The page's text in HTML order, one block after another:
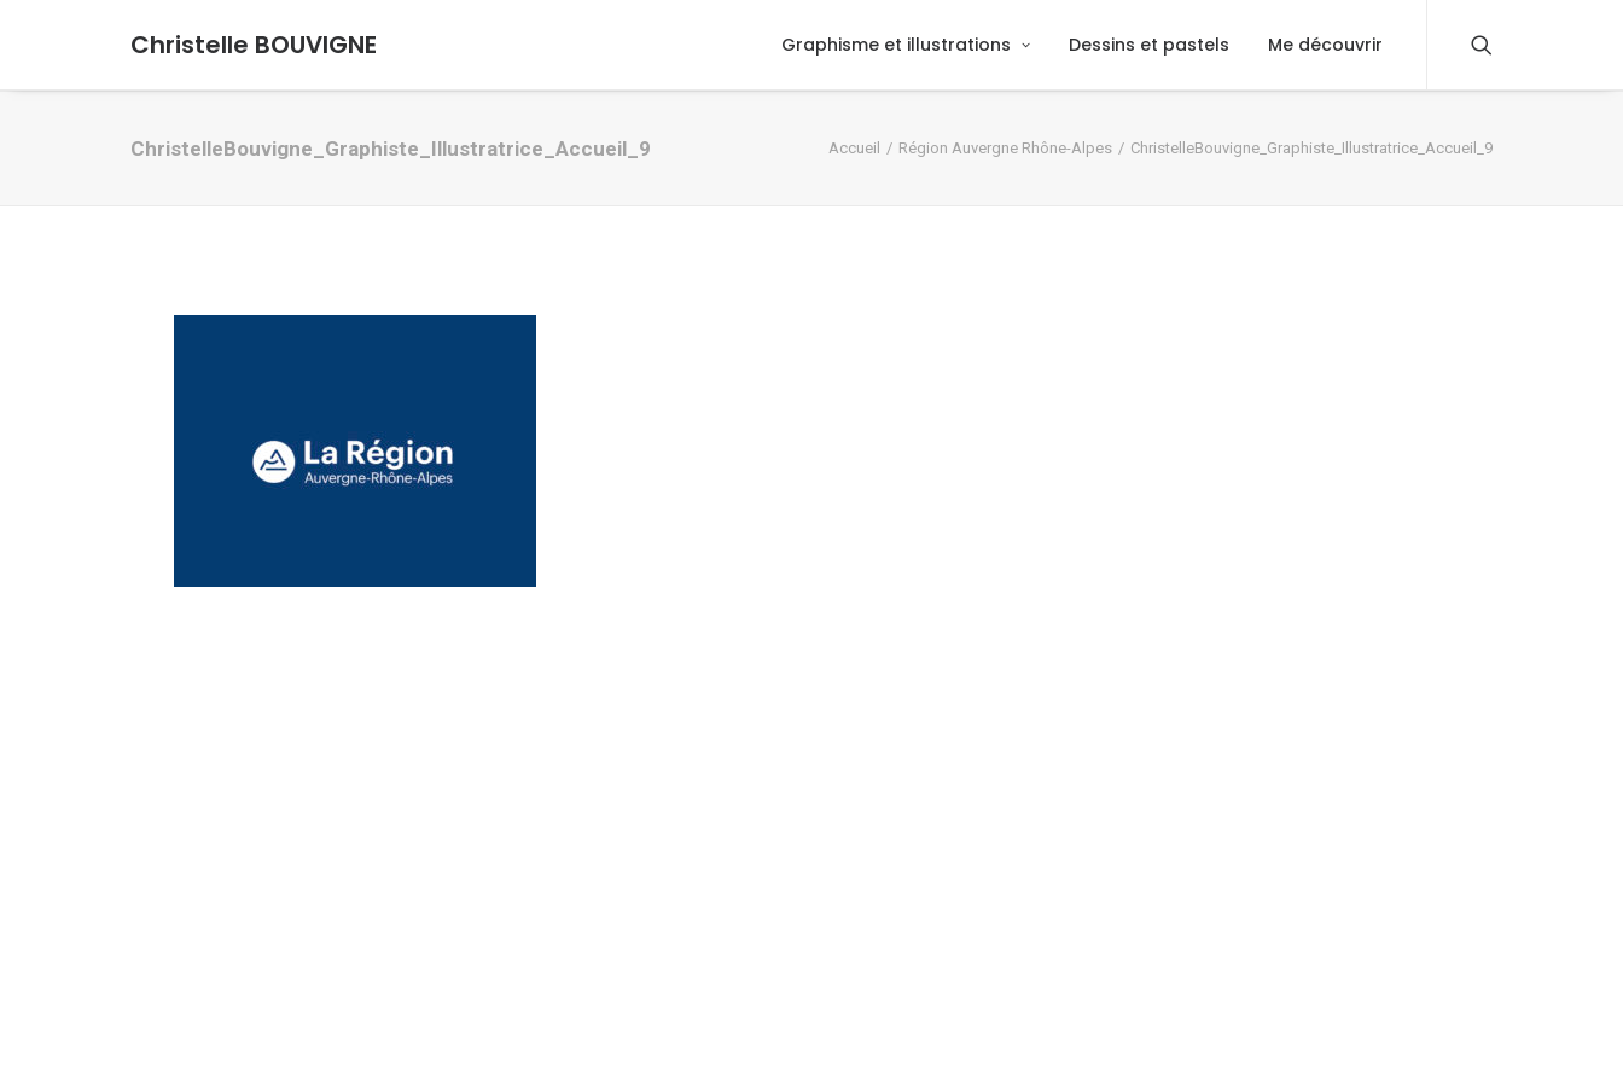
Christelle BOUVIGNE Graphisme et illustrations Dessins et pastels Me découvrir
ChristelleBouvigne_Graphiste_Illustratrice_Accueil_9 Accueil Région Auvergne Rhône-Alpes ChristelleBouvigne_Graphiste_Illustratrice_Accueil_9